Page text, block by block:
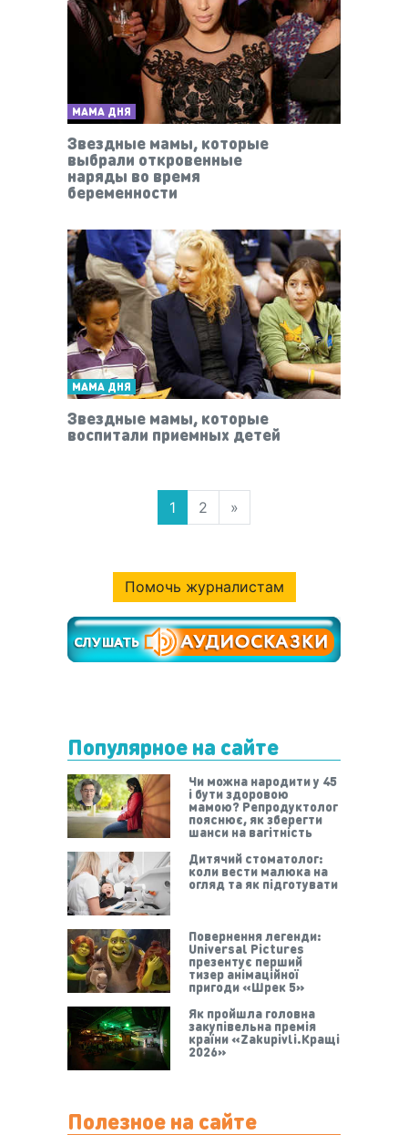
МАМА ДНЯ
Звездные мамы, которые
выбрали откровенные
наряды во время
беременности
МАМА ДНЯ
Звездные мамы, которые
воспитали приемных детей
1 2 »
Помочь журналистам
Популярное на сайте
Чи можна народити у 45
і бути здоровою
мамою? Репродуктолог
пояснює, як зберегти
шанси на вагітність
Дитячий стоматолог:
коли вести малюка на
огляд та як підготувати
Повернення легенди:
Universal Pictures
презентує перший
тизер анімаційної
пригоди «Шрек 5»
Як пройшла головна
закупівельна премія
країни «Zakupivli.Кращі
2026»
Полезное на сайте